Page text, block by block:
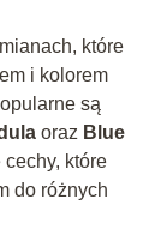
które
i kolorem
są
oraz Blue
które
do różnych